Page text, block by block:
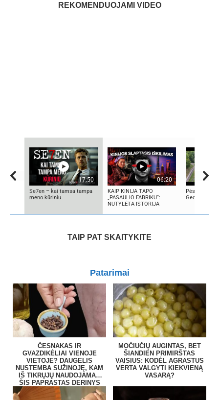
REKOMENDUOJAMI VIDEO
17:50
Se7en – kai tamsa tampa
meno kūriniu
06:20
KAIP KINIJA TAPO
„PASAULIO FABRIKU“:
NUTYLĖTA ISTORIJA
Pėsčiųjų
Gedimino
TAIP PAT SKAITYKITE
Patarimai
ČESNAKAS IR
GVAZDIKĖLIAI VIENOJE
VIETOJE? DAUGELIS
NUSTEMBA SUŽINOJĘ, KAM
IŠ TIKRŲJŲ NAUDOJAMAS
ŠIS PAPRASTAS DERINYS
MOČIUČIŲ AUGINTAS, BET
ŠIANDIEN PRIMIRŠTAS
VAISIUS: KODĖL AGRASTUS
VERTA VALGYTI KIEKVIENĄ
VASARĄ?